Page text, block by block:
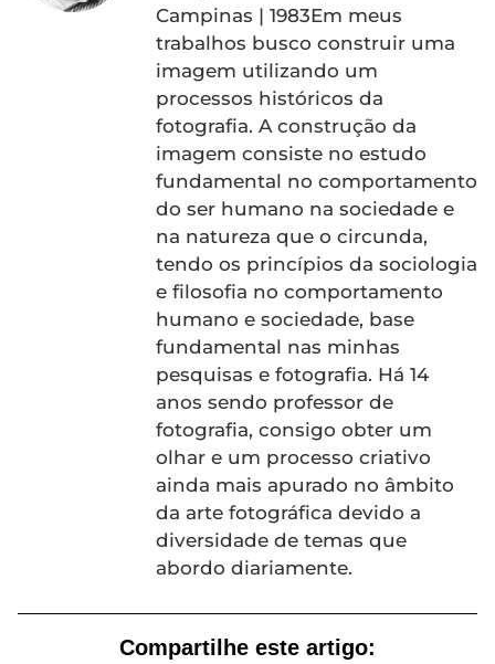
Campinas | 1983Em meus
trabalhos busco construir uma
imagem utilizando um
processos históricos da
fotografia. A construção da
imagem consiste no estudo
fundamental no comportamento
do ser humano na sociedade e
na natureza que o circunda,
tendo os princípios da sociologia
e filosofia no comportamento
humano e sociedade, base
fundamental nas minhas
pesquisas e fotografia. Há 14
anos sendo professor de
fotografia, consigo obter um
olhar e um processo criativo
ainda mais apurado no âmbito
da arte fotográfica devido a
diversidade de temas que
abordo diariamente.
Compartilhe este artigo: